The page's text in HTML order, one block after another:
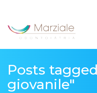
Posts
giovanile"